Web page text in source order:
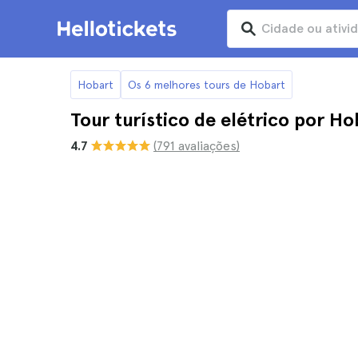
Hobart Os 6 melhores tours de Hobart
Tour turístico de elétrico por
4.7 (791 avaliações)